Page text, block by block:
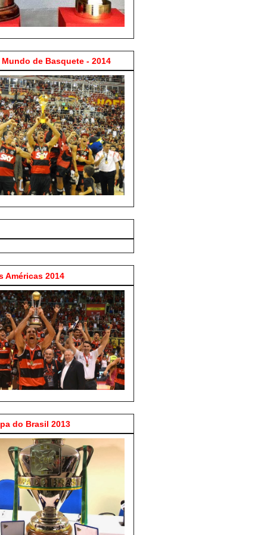
de Basquete - 2014
Américas 2014
do Brasil 2013